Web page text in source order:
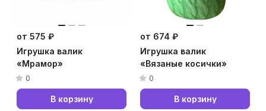
от 575 ₽
Игрушка валик
«Мрамор»
0
В корзину
от 674 ₽
Игрушка валик
«Вязаные косички»
0
В корзину